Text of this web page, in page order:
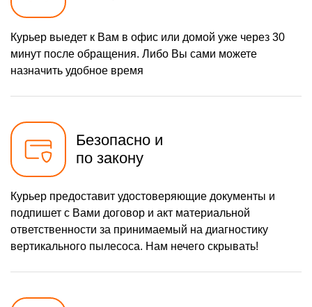
Курьер выедет к Вам в офис или домой уже через 30
минут после обращения. Либо Вы сами можете
назначить удобное время
Безопасно и
по закону
Курьер предоставит удостоверяющие документы и
подпишет с Вами договор и акт материальной
ответственности за принимаемый на диагностику
вертикального пылесоса. Нам нечего скрывать!